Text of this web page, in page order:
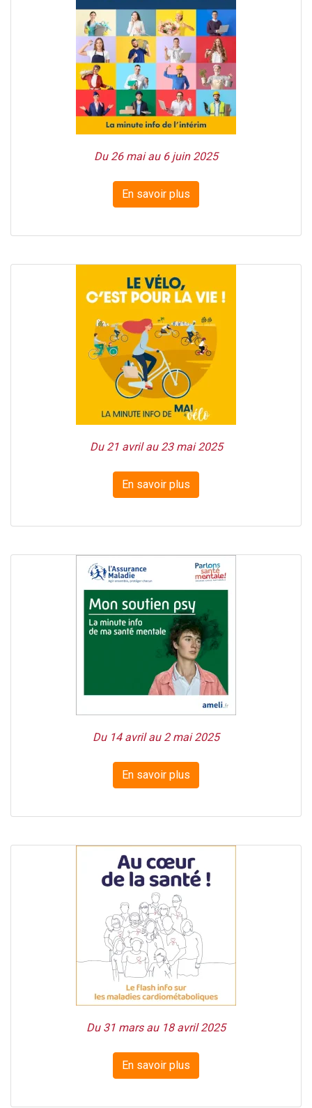
Du 26 mai au 6 juin 2025
En savoir plus
Du 21 avril au 23 mai 2025
En savoir plus
Du 14 avril au 2 mai 2025
En savoir plus
Du 31 mars au 18 avril 2025
En savoir plus